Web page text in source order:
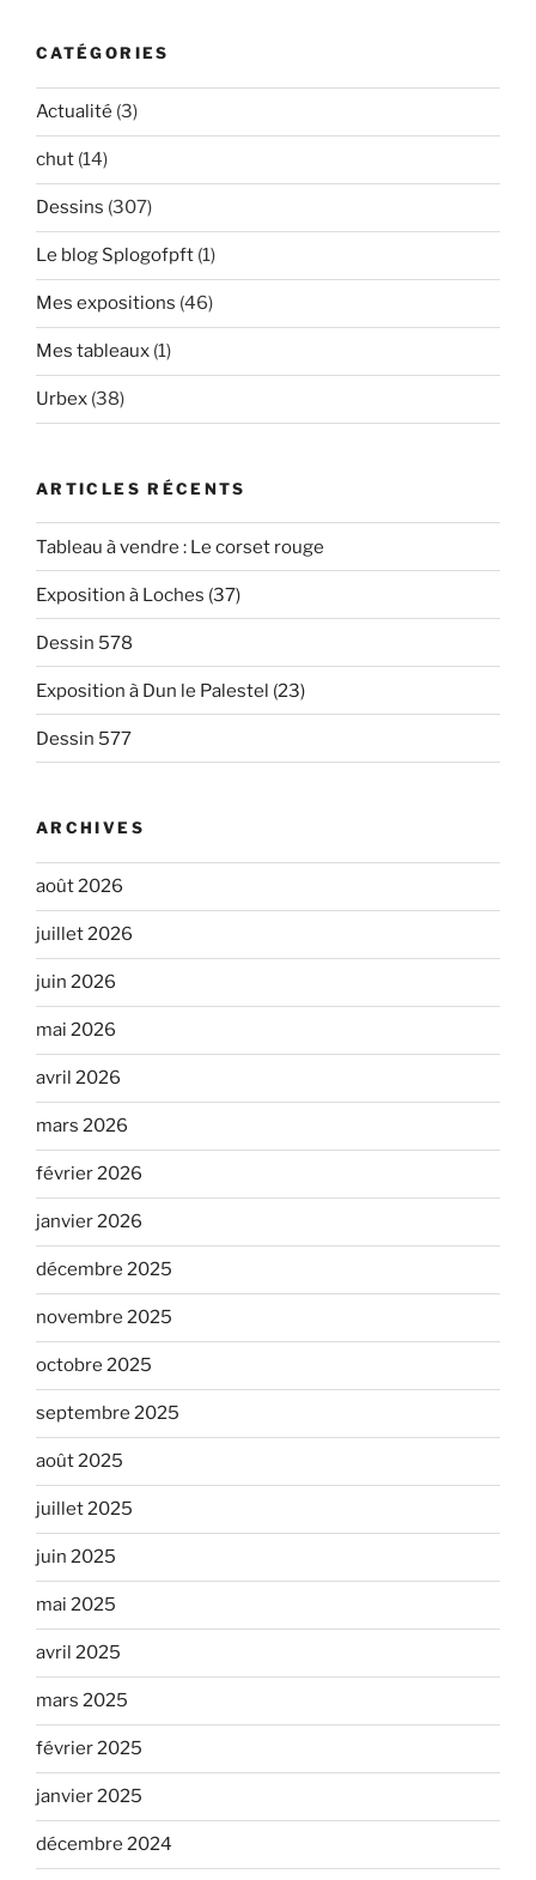
CATÉGORIES
Actualité (3)
chut (14)
Dessins (307)
Le blog Splogofpft (1)
Mes expositions (46)
Mes tableaux (1)
Urbex (38)
ARTICLES RÉCENTS
Tableau à vendre : Le corset rouge
Exposition à Loches (37)
Dessin 578
Exposition à Dun le Palestel (23)
Dessin 577
ARCHIVES
août 2026
juillet 2026
juin 2026
mai 2026
avril 2026
mars 2026
février 2026
janvier 2026
décembre 2025
novembre 2025
octobre 2025
septembre 2025
août 2025
juillet 2025
juin 2025
mai 2025
avril 2025
mars 2025
février 2025
janvier 2025
décembre 2024